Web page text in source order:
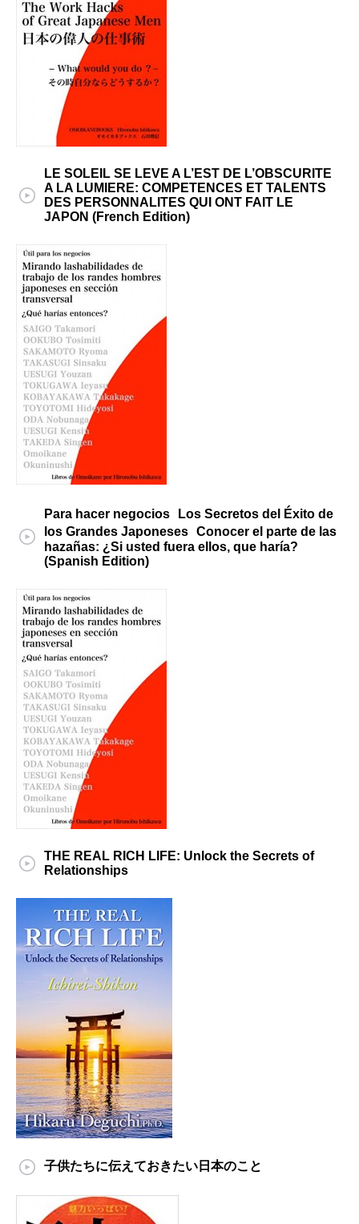
LE SOLEIL SE LEVE A L’EST DE L’OBSCURITE
A LA LUMIERE: COMPETENCES ET TALENTS
DES PERSONNALITES QUI ONT FAIT LE
JAPON (French Edition)
Para hacer negocios Los Secretos del Éxito de
los Grandes Japoneses Conocer el parte de las
hazañas: ¿Si usted fuera ellos, que haría?
(Spanish Edition)
THE REAL RICH LIFE: Unlock the Secrets of
Relationships
子供たちに伝えておきたい日本のこと